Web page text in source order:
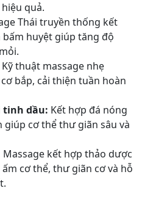
quả.
Thái truyền thống kết
huyệt giúp tăng độ
Kỹ thuật massage nhẹ
bắp, cải thiện tuần hoàn
tinh dầu: Kết hợp đá nóng
cơ thể thư giãn sâu và
Massage kết hợp thảo dược
cơ thể, thư giãn cơ và hỗ